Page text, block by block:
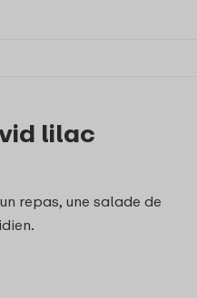
lilac
repas, une salade de